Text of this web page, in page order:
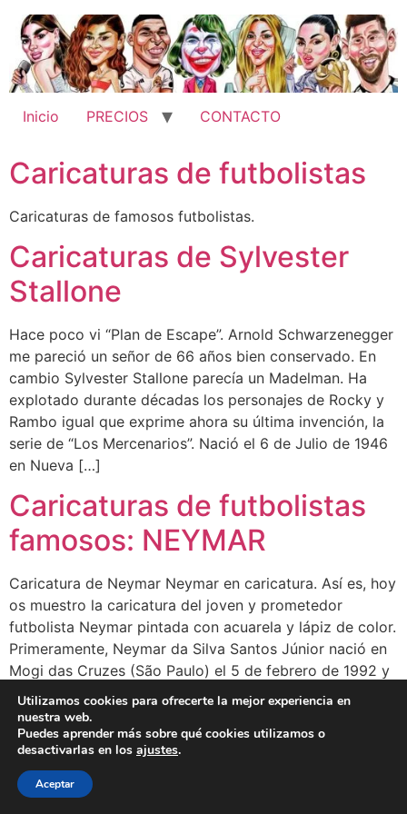
contenido
Inicio PRECIOS CONTACTO
Caricaturas de futbolistas
Caricaturas de famosos futbolistas.
Caricaturas de Sylvester
Stallone
Hace poco vi “Plan de Escape”. Arnold Schwarzenegger
me pareció un señor de 66 años bien conservado. En
cambio Sylvester Stallone parecía un Madelman. Ha
explotado durante décadas los personajes de Rocky y
Rambo igual que exprime ahora su última invención, la
serie de “Los Mercenarios”. Nació el 6 de Julio de 1946
en Nueva […]
Caricaturas de futbolistas
famosos: NEYMAR
Caricatura de Neymar Neymar en caricatura. Así es, hoy
os muestro la caricatura del joven y prometedor
futbolista Neymar pintada con acuarela y lápiz de color.
Primeramente, Neymar da Silva Santos Júnior nació en
Mogi das Cruzes (São Paulo) el 5 de febrero de 1992 y
es un futbolista brasileño que juega como delantero y
[…]
BLOG
Utilizamos cookies para ofrecerte la mejor experiencia en
nuestra web.
Puedes aprender más sobre qué cookies utilizamos o
desactivarlas en los ajustes.
Aceptar